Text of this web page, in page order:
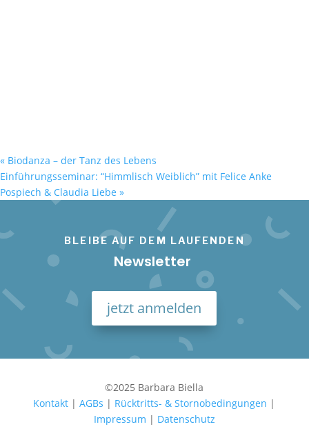
« Biodanza – der Tanz des Lebens
Einführungsseminar: “Himmlisch Weiblich” mit Felice Anke
Pospiech & Claudia Liebe »
BLEIBE AUF DEM LAUFENDEN
Newsletter
jetzt anmelden
©2025 Barbara Biella
Kontakt |AGBs | Rücktritts- & Stornobedingungen |
Impressum | Datenschutz